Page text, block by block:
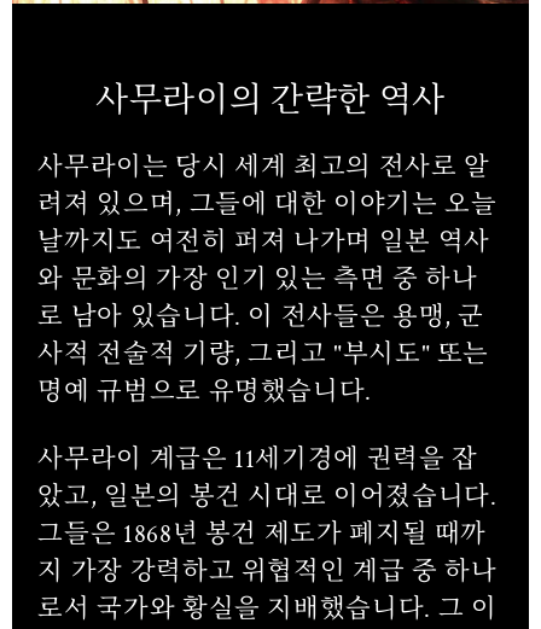
사무라이의 간략한 역사
사무라이는 당시 세계 최고의 전사로 알
려져 있으며, 그들에 대한 이야기는 오늘
날까지도 여전히 퍼져 나가며 일본 역사
와 문화의 가장 인기 있는 측면 중 하나
로 남아 있습니다. 이 전사들은 용맹, 군
사적 전술적 기량, 그리고 "부시도" 또는
명예 규범으로 유명했습니다.
사무라이 계급은 11세기경에 권력을 잡
았고, 일본의 봉건 시대로 이어졌습니다.
그들은 1868년 봉건 제도가 폐지될 때까
지 가장 강력하고 위협적인 계급 중 하나
로서 국가와 황실을 지배했습니다. 그 이